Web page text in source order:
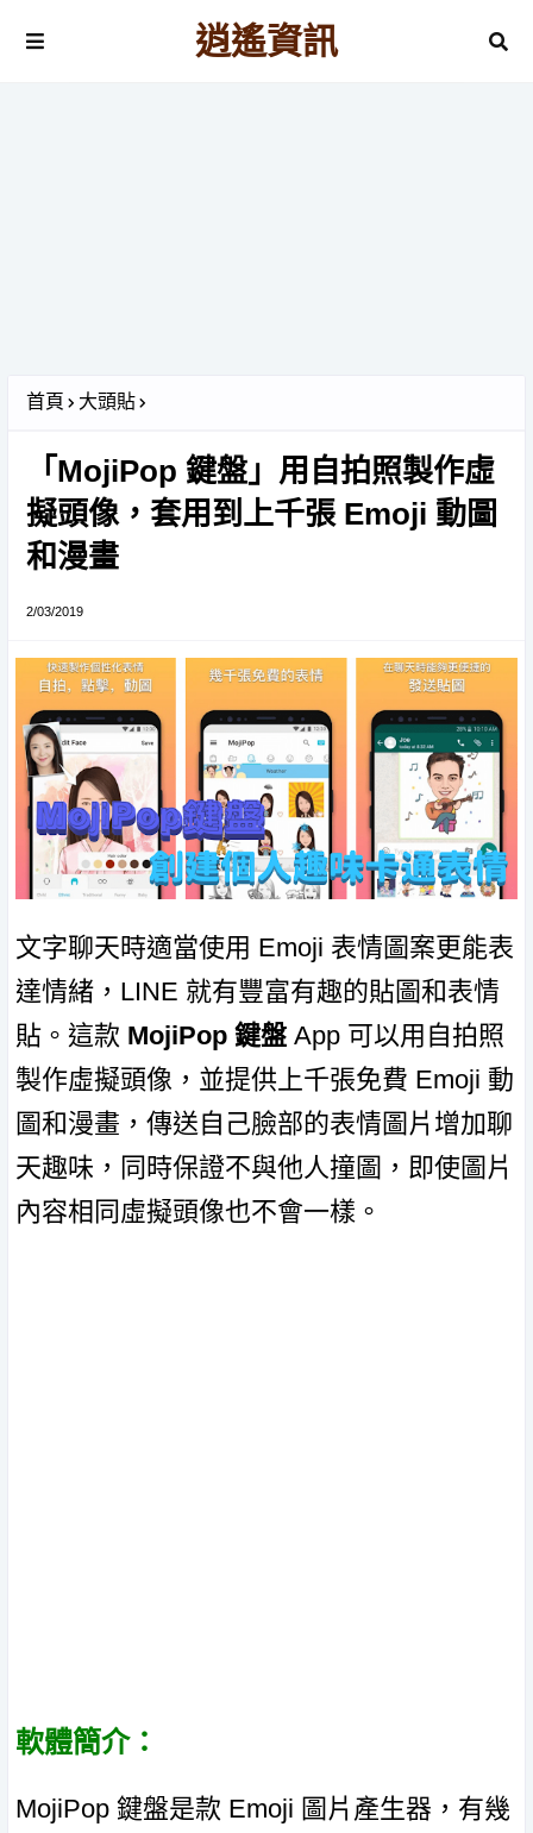
逍遙資訊
首頁 大頭貼
「MojiPop 鍵盤」用自拍照製作虛
擬頭像，套用到上千張 Emoji 動圖
和漫畫
2/03/2019
文字聊天時適當使用 Emoji 表情圖案更能表
達情緒，LINE 就有豐富有趣的貼圖和表情
貼。這款 MojiPop 鍵盤 App 可以用自拍照
製作虛擬頭像，並提供上千張免費 Emoji 動
圖和漫畫，傳送自己臉部的表情圖片增加聊
天趣味，同時保證不與他人撞圖，即使圖片
內容相同虛擬頭像也不會一樣。
軟體簡介：
MojiPop 鍵盤是款 Emoji 圖片產生器，有幾